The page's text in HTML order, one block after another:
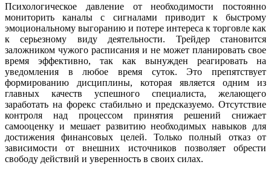
Психологическое давление от необходимости постоянно
мониторить каналы с сигналами приводит к быстрому
эмоциональному выгоранию и потере интереса к торговле как
к серьезному виду деятельности. Трейдер становится
заложником чужого расписания и не может планировать свое
время эффективно, так как вынужден реагировать на
уведомления в любое время суток. Это препятствует
формированию дисциплины, которая является одним из
главных качеств успешного специалиста, желающего
заработать на форекс стабильно и предсказуемо. Отсутствие
контроля над процессом принятия решений снижает
самооценку и мешает развитию необходимых навыков для
достижения финансовых целей. Только полный отказ от
зависимости от внешних источников позволяет обрести
свободу действий и уверенность в своих силах.